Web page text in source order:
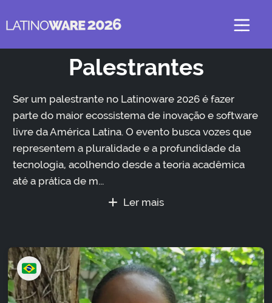
Palestrantes
Ser um palestrante no Latinoware 2026 é fazer
parte do maior ecossistema de inovação e software
livre da América Latina. O evento busca vozes que
representem a pluralidade e a profundidade da
tecnologia, acolhendo desde a teoria acadêmica
até a prática de m...
Ler mais